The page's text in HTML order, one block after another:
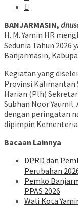
BANJARMASIN,
H. M. Yamin HR
Sedunia Tahun 2026
Banjarmasin,
Kegiatan yang
Provinsi Kalimantan
Harian (Plh)
Subhan Noor
dengan peringatan
dipimpin
Bacaan Lainnya
DPRD dan
Perubahan
Pemko
PPAS 2026
Wali Kota